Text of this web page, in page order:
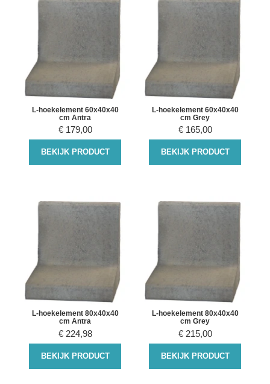
L-hoekelement 60x40x40
cm Antra
€ 179,00
BEKIJK PRODUCT
L-hoekelement 60x40x40
cm Grey
€ 165,00
BEKIJK PRODUCT
L-hoekelement 80x40x40
cm Antra
€ 224,98
BEKIJK PRODUCT
L-hoekelement 80x40x40
cm Grey
€ 215,00
BEKIJK PRODUCT